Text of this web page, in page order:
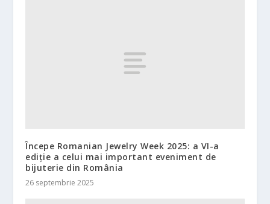
Începe Romanian Jewelry Week 2025: a VI-a
ediție a celui mai important eveniment de
bijuterie din România
26 septembrie 2025